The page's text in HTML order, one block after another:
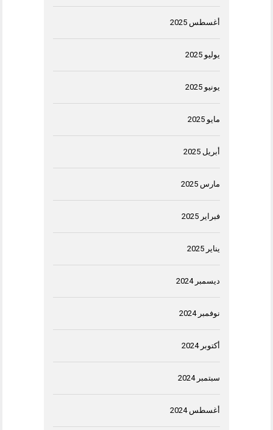
أغسطس 2025
يوليو 2025
يونيو 2025
مايو 2025
أبريل 2025
مارس 2025
فبراير 2025
يناير 2025
ديسمبر 2024
نوفمبر 2024
أكتوبر 2024
سبتمبر 2024
أغسطس 2024